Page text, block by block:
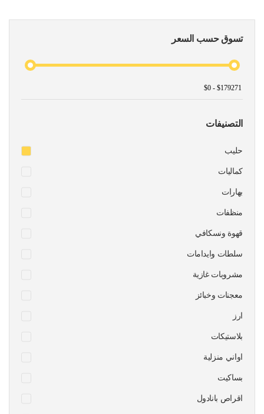
تسوق حسب السعر
التصنيفات
حليب
كماليات
بهارات
منظفات
قهوة ونسكافي
سلطات وايدامات
مشروبات غازية
معجنات وخبائز
ارز
بلاستيكات
اواني منزلية
بساكيت
اقراص بانادول